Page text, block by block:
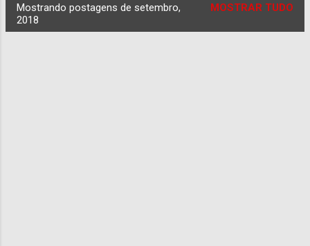
o
Mostrando postagens de setembro,
2018
MOSTRAR TUDO